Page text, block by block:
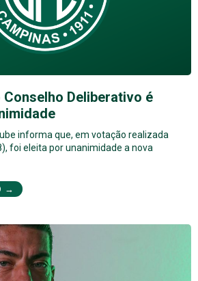
Deliberativo é
informa que, em votação realizada
foi eleita por unanimidade a nova
→